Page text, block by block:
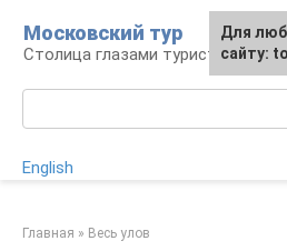
контенту
Московский тур
Столица глазами туриста
English
Главная » Весь улов
Для
сайту: